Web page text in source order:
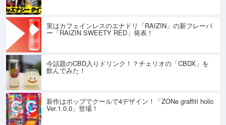
実はカフェインレスのエナドリ「RAIZIN」の新フレーバ
ー「RAIZIN SWEETY RED」発表！
今話題のCBD入りドリンク！？チェリオの「CBDX」を
飲んでみた！
新作はポップでクールで4デザイン！「ZONe graffiti holic
Ver.1.0.0」登場！